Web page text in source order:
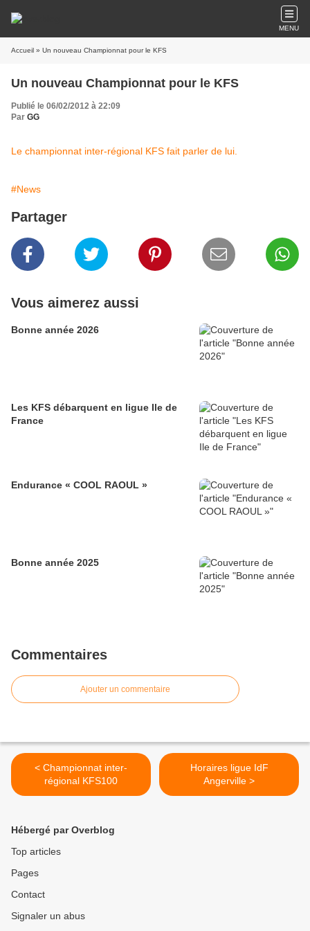
MENU
Accueil » Un nouveau Championnat pour le KFS
Un nouveau Championnat pour le KFS
Publié le 06/02/2012 à 22:09
Par GG
Le championnat inter-régional KFS fait parler de lui.
#News
Partager
Vous aimerez aussi
Bonne année 2026
Les KFS débarquent en ligue Ile de
France
Endurance « COOL RAOUL »
Bonne année 2025
Commentaires
Ajouter un commentaire
< Championnat inter-
régional KFS100
Horaires ligue IdF
Angerville >
Hébergé par Overblog
Top articles
Pages
Contact
Signaler un abus